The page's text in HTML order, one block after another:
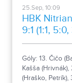
25.Sep, 10:09
HBK
9:1 (1:1,
Góly: 13. Čičo
Kašša
(Hraško, Petrík),